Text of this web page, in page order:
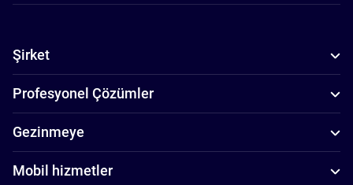
Şirket
Profesyonel Çözümler
Gezinmeye
Mobil hizmetler